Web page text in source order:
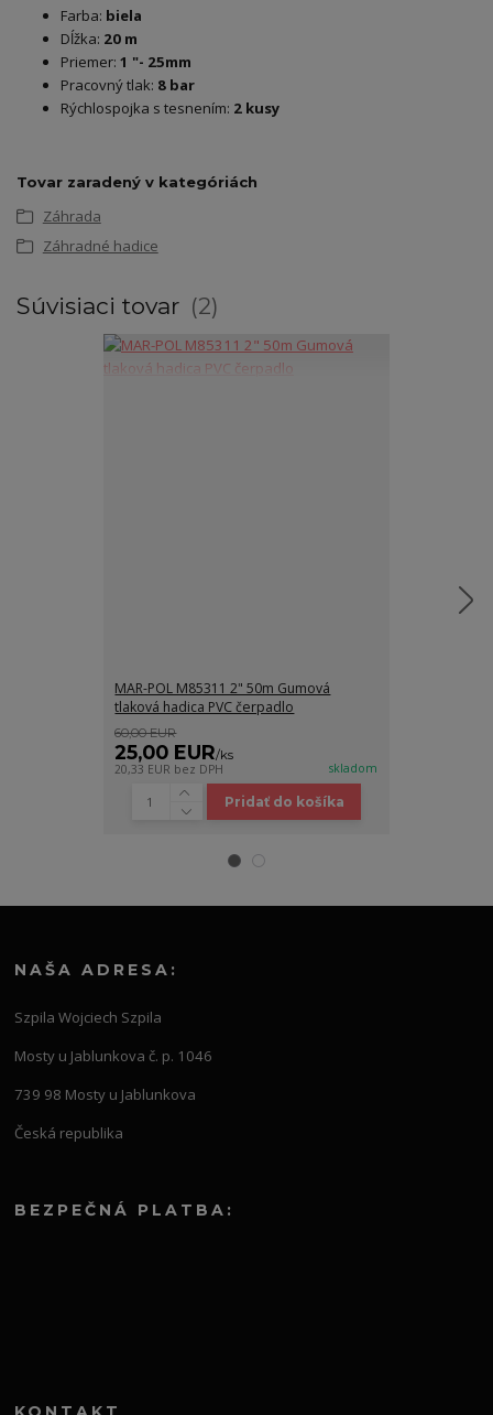
Farba: biela
Dĺžka: 20 m
Priemer: 1 "- 25mm
Pracovný tlak: 8 bar
Rýchlospojka s tesnením: 2 kusy
Tovar zaradený v kategóriách
Záhrada
Záhradné hadice
Súvisiaci tovar 2
MAR-POL M85311 2" 50m Gumová
tlaková hadica PVC čerpadlo
60,00 EUR
25,00 EUR/ks
20,33 EUR bez DPH skladom
Pridať do košíka
NAŠA ADRESA:
Szpila Wojciech Szpila
Mosty u Jablunkova č. p. 1046
739 98 Mosty u Jablunkova
Česká republika
BEZPEČNÁ PLATBA: